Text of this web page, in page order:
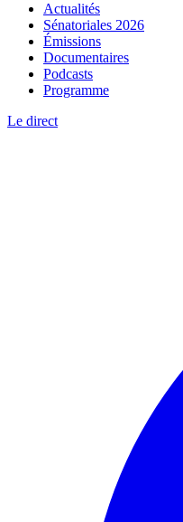
Actualités
Sénatoriales 2026
Émissions
Documentaires
Podcasts
Programme
Le direct